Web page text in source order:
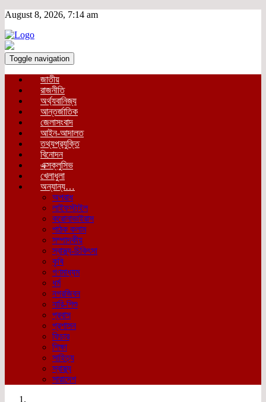
August 8, 2026, 7:14 am
Toggle navigation
জাতীয়
রাজনীতি
অর্থ্যবানিজ্য
আন্তর্জাতিক
জেলাসংবাদ
আইন-আদালত
তথ্যপ্রযুক্তি
বিনোদন
এক্সক্লুসিভ
খেলাধুলা
অন্যান্য…
অপরাধ
লাইফস্টাইল
করোনাভাইরাস
পাঠক কলাম
সম্পাদকীয়
স্বাস্থ্য-চিকিৎসা
কৃষি
গণমাধ্যম
ধর্ম
নগরজিবন
নারি-শিশু
প্রবাস
প্রশাসন
ফিচার
শিক্ষা
সাহিত্য
স্বাস্থ্য
সারাদেশ